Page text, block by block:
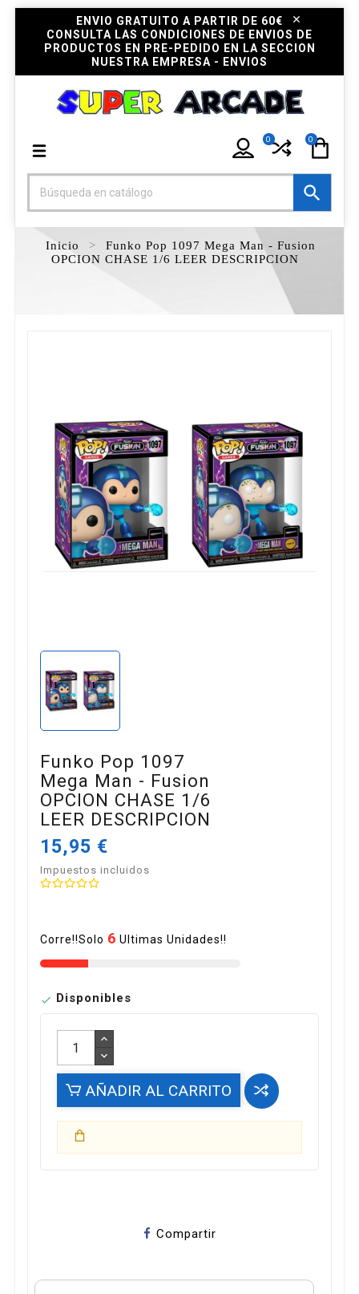
ENVIO GRATUITO A PARTIR DE 60€
CONSULTA LAS CONDICIONES DE ENVIOS DE
PRODUCTOS EN PRE-PEDIDO EN LA SECCION
NUESTRA EMPRESA - ENVIOS
0
0

Inicio
Funko Pop 1097 Mega Man - Fusion
OPCION CHASE 1/6 LEER DESCRIPCION
Funko Pop 1097
Mega Man - Fusion
OPCION CHASE 1/6
LEER DESCRIPCION
15,95 €
Impuestos incluidos
Corre!!Solo 6 Ultimas Unidades!!
 Disponibles
AÑADIR AL CARRITO
Compartir